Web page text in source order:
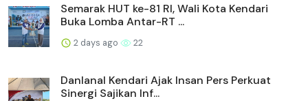
Semarak HUT ke-81 RI, Wali Kota Kendari
Buka Lomba Antar-RT ...
2 days ago 22
Danlanal Kendari Ajak Insan Pers Perkuat
Sinergi Sajikan Inf...